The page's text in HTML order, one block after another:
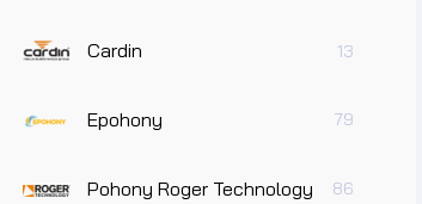
Cardin 13
Epohony 79
Pohony Roger Technology 86